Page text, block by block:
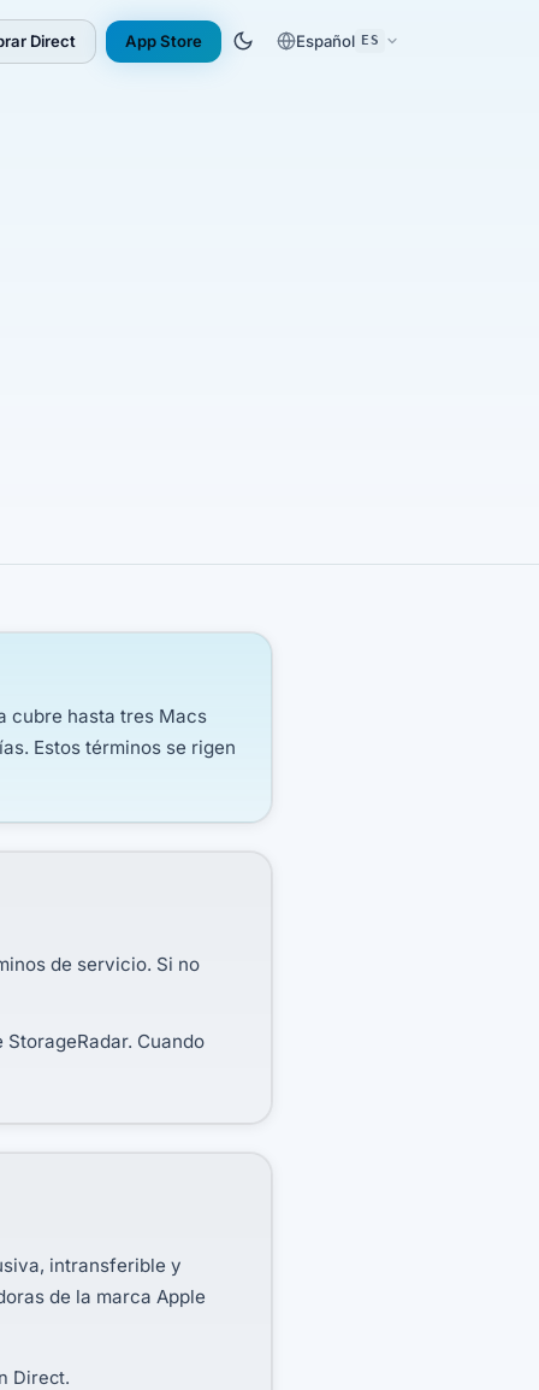
Direct App Store
(opens in new tab)
Español ES
cubre hasta tres Macs
Estos términos se rigen
de servicio. Si no
Cuando
intransferible y
de la marca Apple
Direct.